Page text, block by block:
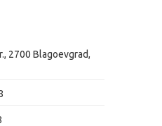
2700 Blagoevgrad,